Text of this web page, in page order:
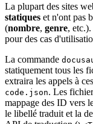
La plupart des sites
statiques et n'ont pas
(nombre, genre,
pour des cas
La commande
statiquement tous les
extraira les appels à
code.json. Les
mappage des ID vers
le libellé traduit et la